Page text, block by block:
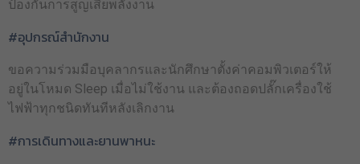
ป้องกันการสูญเสียพลังงาน
#อุปกรณ์สำนักงาน
ขอความร่วมมือบุคลากรและนักศึกษาตั้งค่าคอมพิวเตอร์ให้
อยู่ในโหมด Sleep เมื่อไม่ใช้งาน และต้องถอดปลั๊กเครื่องใช้
ไฟฟ้าทุกชนิดทันทีหลังเลิกงาน
#การเดินทางและยานพาหนะ